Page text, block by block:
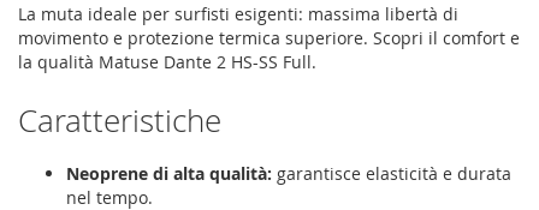
La muta ideale per surfisti esigenti: massima libertà di
movimento e protezione termica superiore. Scopri il comfort e
la qualità Matuse Dante 2 HS-SS Full.
Caratteristiche
Neoprene di alta qualità: garantisce elasticità e durata
nel tempo.